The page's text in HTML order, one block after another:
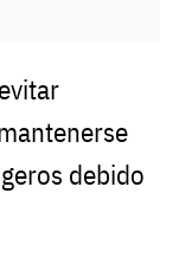
debido